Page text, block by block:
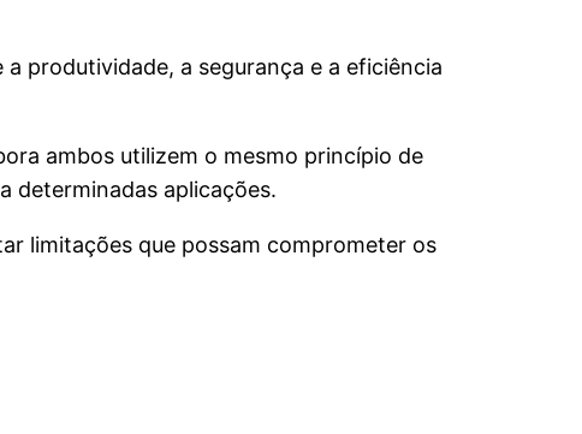
produtividade, a segurança e a eficiência
ambos utilizem o mesmo princípio de
determinadas aplicações.
limitações que possam comprometer os